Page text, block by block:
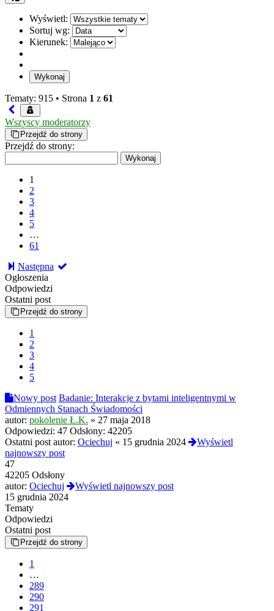
Wyświetl:
Sortuj wg:
Kierunek:
Tematy: 915 • Strona 1 z 61
Wszyscy moderatorzy
Przejdź do strony
Przejdź do strony:
1
2
3
4
5
…
61
Następna
Ogłoszenia
Odpowiedzi
Ostatni post
Przejdź do strony
1
2
3
4
5
Nowy post Badanie: Interakcje z bytami inteligentnymi w
Odmiennych Stanach Świadomości
autor: pokolenie Ł.K. » 27 maja 2018
Odpowiedzi: 47 Odsłony: 42205
Ostatni post autor: Ociechuj « 15 grudnia 2024
Wyświetl
najnowszy post
47
42205 Odsłony
autor: Ociechuj
Wyświetl najnowszy post
15 grudnia 2024
Tematy
Odpowiedzi
Ostatni post
Przejdź do strony
1
…
289
290
291